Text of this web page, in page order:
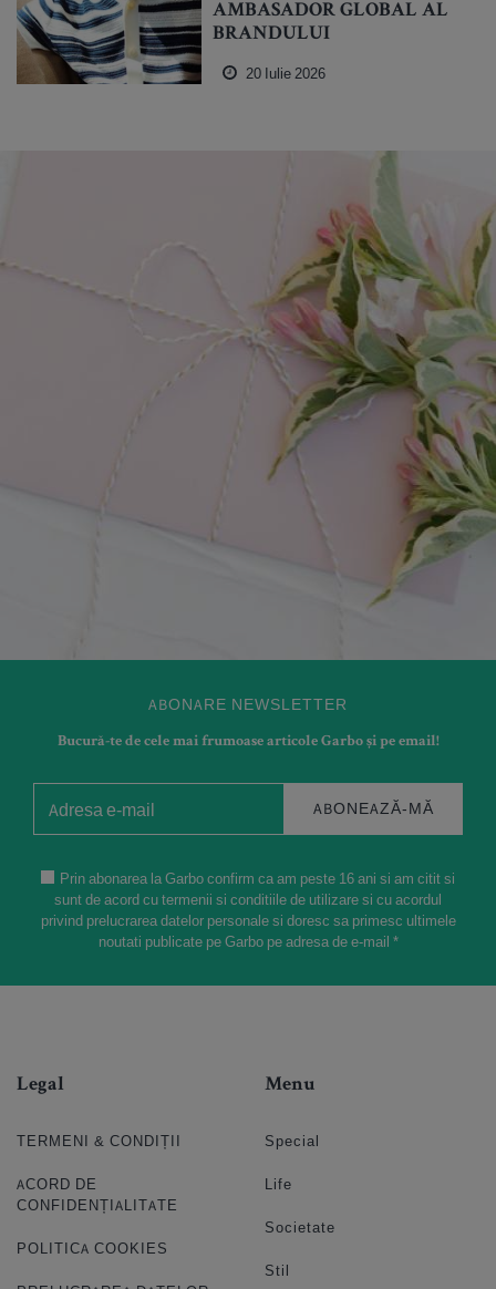
AMBASADOR GLOBAL AL
BRANDULUI
20 Iulie 2026
ABONARE NEWSLETTER
Bucură-te de cele mai frumoase articole Garbo și pe email!
ABONEAZĂ-MĂ
Prin abonarea la Garbo confirm ca am peste 16 ani si am citit si
sunt de acord cu termenii si conditiile de utilizare si cu acordul
privind prelucrarea datelor personale si doresc sa primesc ultimele
noutati publicate pe Garbo pe adresa de e-mail *
Legal
TERMENI & CONDIȚII
ACORD DE
CONFIDENȚIALITATE
POLITICA COOKIES
Menu
Special
Life
Societate
Stil